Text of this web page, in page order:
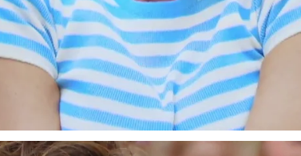
Y ahora Sonsolescalienta motores
especial: Sonsoles Ónega y Roberto
de lleno en la piel de los míticos
dejando al público completamente
de los años 50, baile, música y
promete una temporada cargada de
curiosidades del rodaje!